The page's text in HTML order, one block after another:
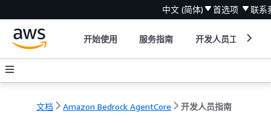
中文 (简体) 首选项 联系
开始使用 服务指南 开发人员工具
文档 Amazon Bedrock AgentCore 开发人员指南